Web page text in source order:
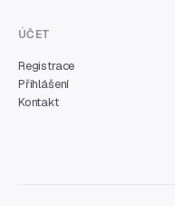
ÚČET
Registrace
Přihlášení
Kontakt